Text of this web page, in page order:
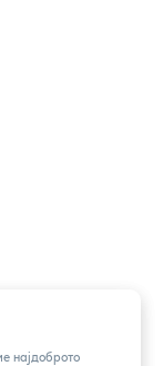
најдоброто